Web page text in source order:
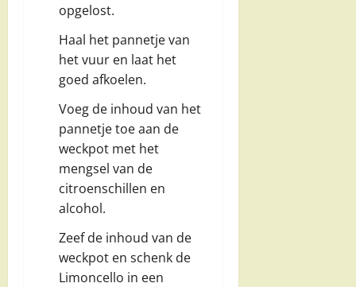
opgelost.
Haal het pannetje van
het vuur en laat het
goed afkoelen.
Voeg de inhoud van het
pannetje toe aan de
weckpot met het
mengsel van de
citroenschillen en
alcohol.
Zeef de inhoud van de
weckpot en schenk de
Limoncello in een